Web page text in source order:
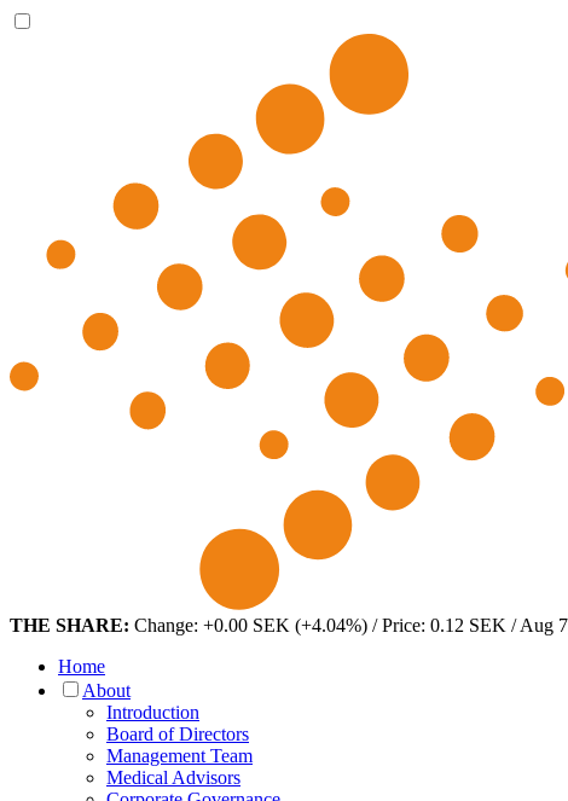
THE SHARE: Change: +0.00 SEK (+4.04%) / Price: 0.12 SEK / Aug
Home
About
Introduction
Board of Directors
Management Team
Medical Advisors